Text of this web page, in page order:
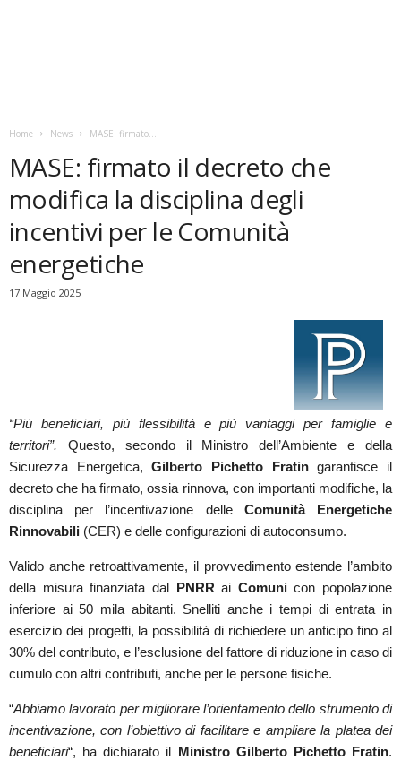
Home News MASE: firmato...
MASE: firmato il decreto che
modifica la disciplina degli
incentivi per le Comunità
energetiche
17 Maggio 2025
“Più beneficiari, più flessibilità e più vantaggi per famiglie e
territori”. Questo, secondo il Ministro dell’Ambiente e della
Sicurezza Energetica,Gilberto Pichetto Fratingarantisce il
decreto che ha firmato, ossia rinnova, con importanti modifiche, la
disciplina per l’incentivazione delle Comunità Energetiche
Rinnovabili (CER) e delle configurazioni di autoconsumo.
Valido anche retroattivamente, il provvedimento estende l’ambito
della misura finanziata dal PNRR ai Comunicon popolazione
inferiore ai 50 mila abitanti. Snelliti anche i tempi di entrata in
esercizio dei progetti, la possibilità di richiedere un anticipo fino al
30% del contributo, e l’esclusione del fattore di riduzione in caso di
cumulo con altri contributi, anche per le persone fisiche.
“Abbiamo lavorato per migliorare l’orientamento dello strumento di
incentivazione, con l’obiettivo di facilitare e ampliare la platea dei
beneficiari“, ha dichiarato il Ministro Gilberto Pichetto Fratin.